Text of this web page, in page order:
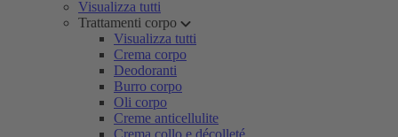
Visualizza tutti
Trattamenti corpo
Visualizza tutti
Crema corpo
Deodoranti
Burro corpo
Oli corpo
Creme anticellulite
Crema collo e décolleté